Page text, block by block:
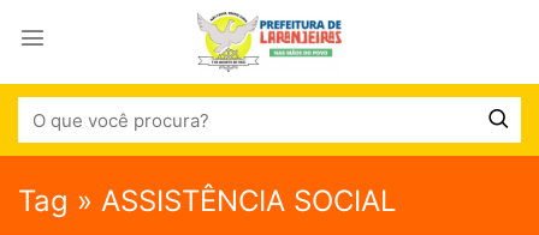
Tag » ASSISTÊNCIA SOCIAL